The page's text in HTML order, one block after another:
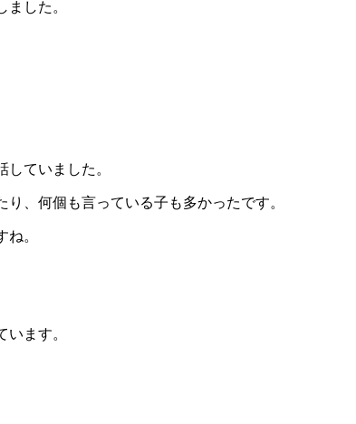
した。
ていました。
、何個も言っている子も多かったです。
。
ます。